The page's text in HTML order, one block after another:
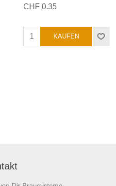
CHF 0.35